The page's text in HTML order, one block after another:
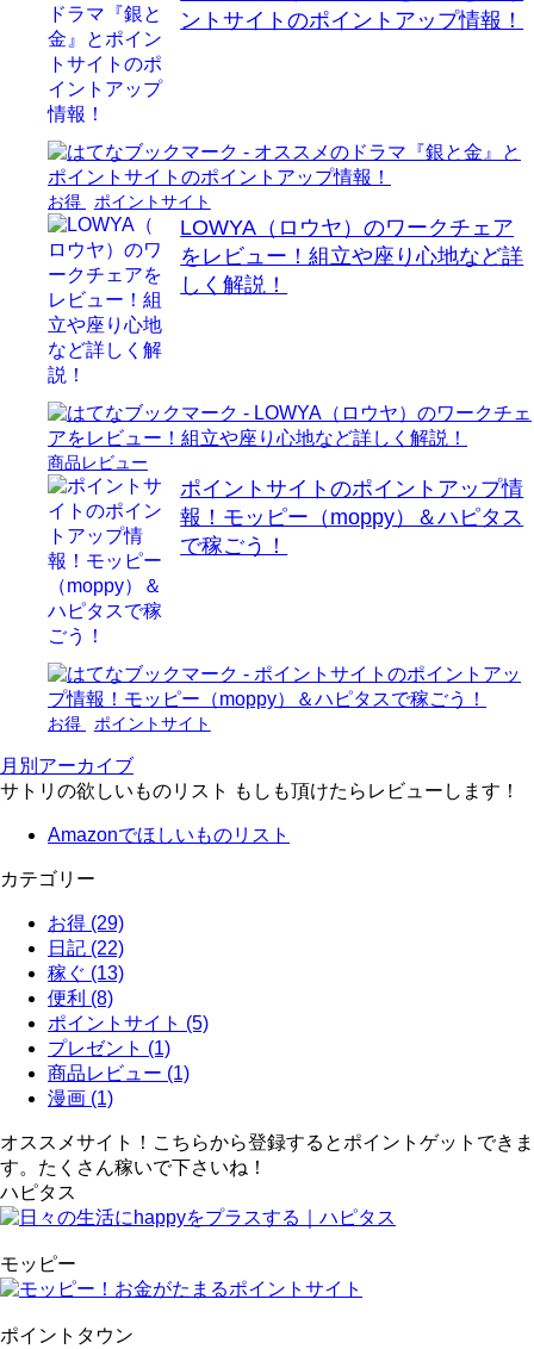
ントサイトのポイントアップ情報！
お得 ポイントサイト
LOWYA（ロウヤ）のワークチェア
をレビュー！組立や座り心地など詳
しく解説！
商品レビュー
ポイントサイトのポイントアップ情
報！モッピー（moppy）＆ハピタス
で稼ごう！
お得 ポイントサイト
月別アーカイブ
サトリの欲しいものリスト もしも頂けたらレビューします！
Amazonでほしいものリスト
カテゴリー
お得 (29)
日記 (22)
稼ぐ (13)
便利 (8)
ポイントサイト (5)
プレゼント (1)
商品レビュー (1)
漫画 (1)
オススメサイト！こちらから登録するとポイントゲットできま
す。たくさん稼いで下さいね！
ハピタス
モッピー
ポイントタウン